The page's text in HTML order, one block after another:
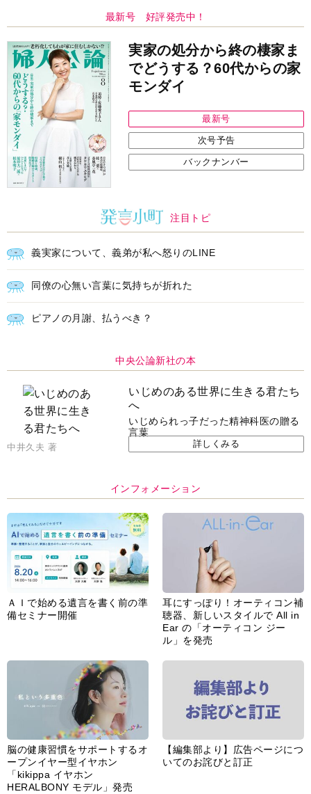
最新号 好評発売中！
実家の処分から終の棲家ま
でどうする？60代からの家
モンダイ
最新号
次号予告
バックナンバー
注目トピ
義実家について、義弟が私へ怒りのLINE
同僚の心無い言葉に気持ちが折れた
ピアノの月謝、払うべき？
中央公論新社の本
いじめのある世界に生きる君たち
へ
いじめられっ子だった精神科医の贈る
言葉
中井久夫 著 詳しくみる
インフォメーション
ＡＩで始める遺言を書く前の準
備セミナー開催
耳にすっぽり！オーティコン補
聴器、新しいスタイルで All in
Ear の「オーティコン ジー
ル」を発売
脳の健康習慣をサポートするオ
ープンイヤー型イヤホン
「kikippa イヤホン
HERALBONY モデル」発売
【編集部より】広告ページにつ
いてのお詫びと訂正